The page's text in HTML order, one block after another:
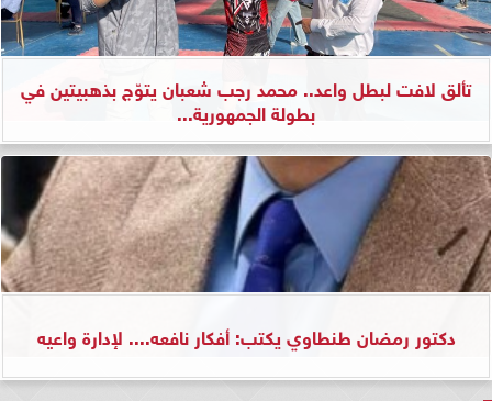
تألق لافت لبطل واعد.. محمد رجب شعبان يتوّج بذهبيتين في
بطولة الجمهورية...
دكتور رمضان طنطاوي يكتب: أفكار نافعه.... لإدارة واعيه